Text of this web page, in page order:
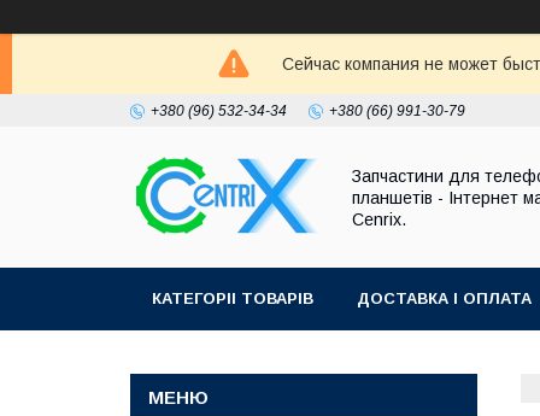
Сейчас компания не может
+380 (96) 532-34-34 +380 (66) 991-30-79
Запчастини для
планшетів - Інтернет
Cenrix.
КАТЕГОРІІ ТОВАРІВ ДОСТАВКА І ОПЛАТА